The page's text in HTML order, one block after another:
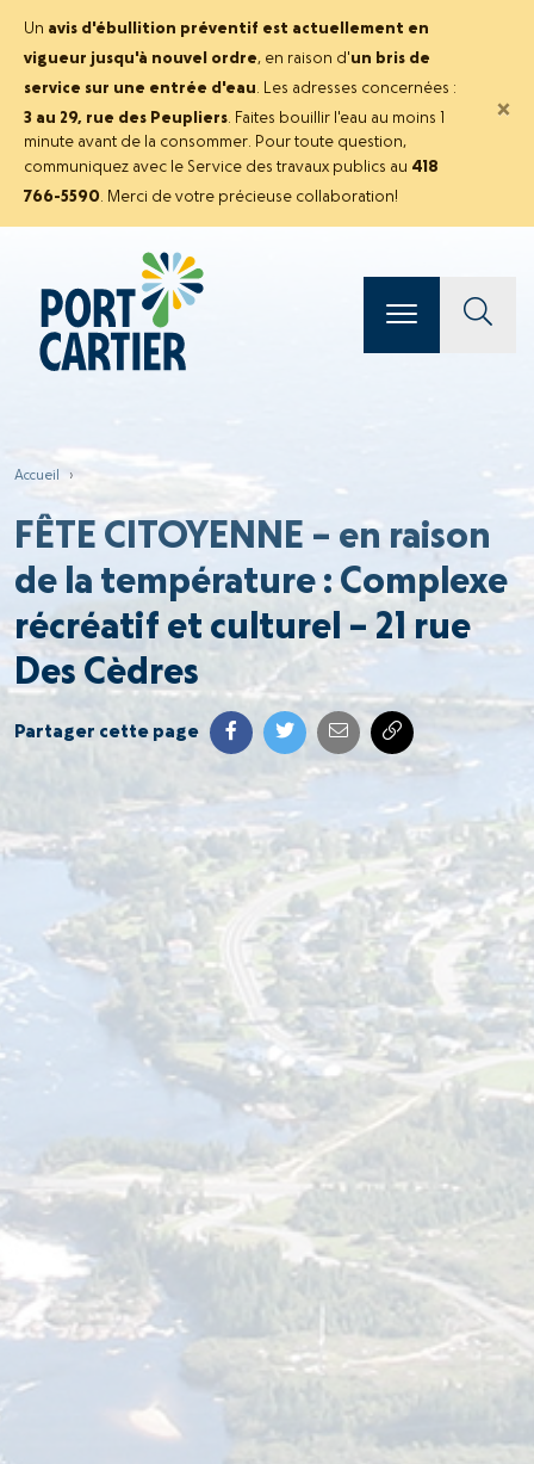
Un avis d'ébullition préventif est actuellement en
vigueur jusqu'à nouvel ordre, en raison d'un bris de
service sur une entrée d'eau. Les adresses concernées :
3 au 29, rue des Peupliers. Faites bouillir l'eau au moins 1
minute avant de la consommer. Pour toute question,
communiquez avec le Service des travaux publics au 418
766-5590. Merci de votre précieuse collaboration!
×
Accueil ›
FÊTE CITOYENNE – en raison
de la température : Complexe
récréatif et culturel – 21 rue
Des Cèdres
Partager cette page